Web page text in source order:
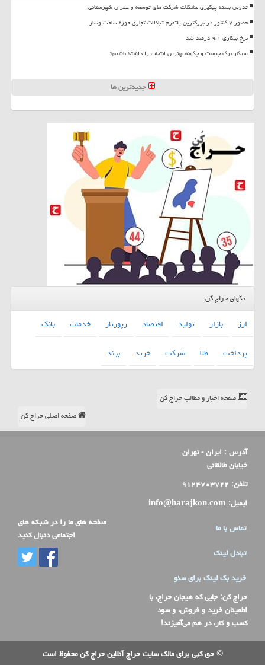
تدوین بسته پیگیری مشکلات شرکت های توسعه و عمران شهرستانی
حضور ۷ کشور در بزرگترین پلتفرم تبادلات تجاری حوزه ساخت وساز
نرخ بیکاری ۹،۱ درصد شد
سیگار برگ چیست و چگونه بهترین انتخاب را داشته باشیم؟
جدیدترین ها
تگهای حراج کن
ارز بازار تولید اقتصاد رپورتاژ خدمات
بانك
پرداخت
طلا شركت خرید برند
صفحه اخبار و مطالب حراج کن
صفحه اصلی حراج کن
آدرس : ایران - تهران
خیابان طالقانی
تلفن: ۹۱۲۴۷۰۳۷۲۲
ایمیل: info@harajkon.com
تماس با ما
تبادل لینک
خرید بک لینک برای سئو
حراج کن: جایی که هیجان حراج، با
اطمینان خرید و فروش، و سود
کسب و کار، در هم می‌آمیزند!
صفحه های ما را در شبکه های
اجتماعی دنبال کنید
© حق کپی برای مالک سایت حراج آنلاین حراج کن محفوظ است